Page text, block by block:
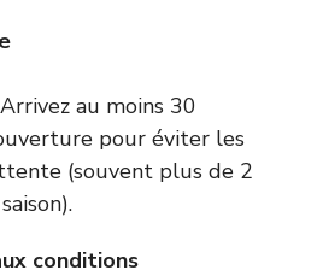
Arrivez au moins 30
pour éviter les
(souvent plus de 2
conditions